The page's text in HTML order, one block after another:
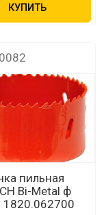
КУПИТЬ
пильная
Bi-Metal ф